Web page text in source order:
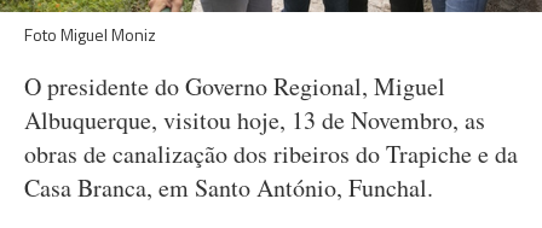
Foto Miguel Moniz
O presidente do Governo Regional, Miguel
Albuquerque, visitou hoje, 13 de Novembro, as
obras de canalização dos ribeiros do Trapiche e da
Casa Branca, em Santo António, Funchal.